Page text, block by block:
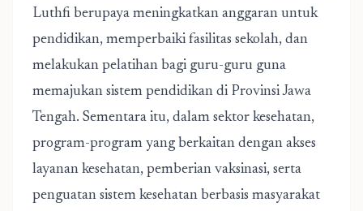
Luthfi berupaya meningkatkan anggaran untuk
pendidikan, memperbaiki fasilitas sekolah, dan
melakukan pelatihan bagi guru-guru guna
memajukan sistem pendidikan di Provinsi Jawa
Tengah. Sementara itu, dalam sektor kesehatan,
program-program yang berkaitan dengan akses
layanan kesehatan, pemberian vaksinasi, serta
penguatan sistem kesehatan berbasis masyarakat